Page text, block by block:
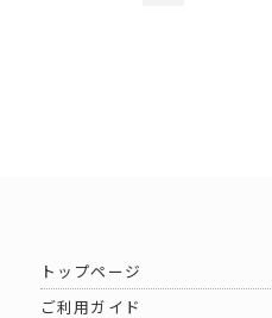
トップページ
ご利用ガイド